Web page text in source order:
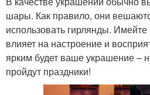
шары. Как правило, они
использовать гирлянды. Имейте
влияет на настроение и
ярким будет ваше украшение –
пройдут праздники!